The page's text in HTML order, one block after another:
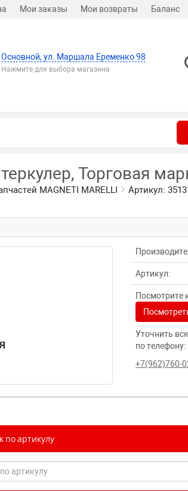
Мои заказы Мои возвраты Баланс
Основной, ул. Маршала Еременко 98
Нажмите для выбора магазина
Торговая
MAGNETI MARELLI Артикул:
Артикул:
Посмотрите
Уточнить
по телефону:
+7(962)760-
по артикулу